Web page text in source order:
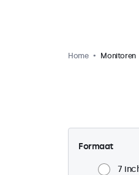
Home Monitoren
Formaat
7